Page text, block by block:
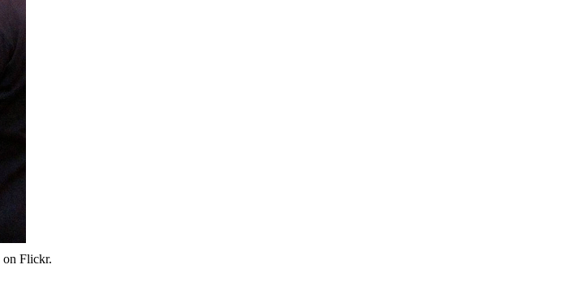
on Flickr.